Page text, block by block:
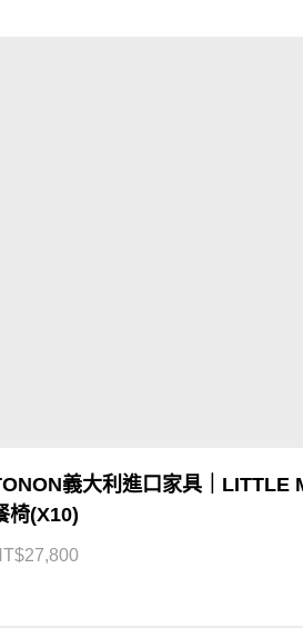
義大利進口家具｜LITTLE
椅(X10)
27,800